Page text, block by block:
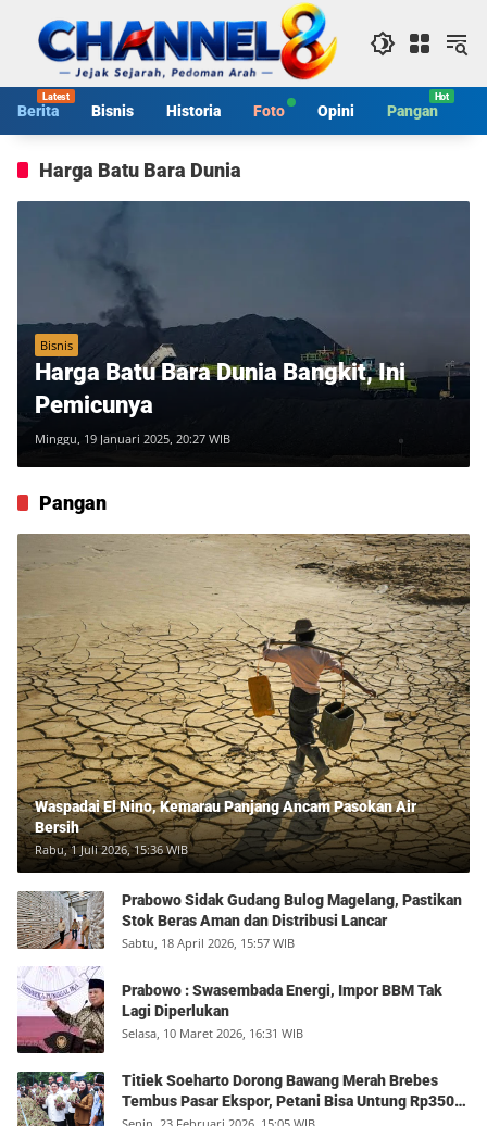
konten
Berita Bisnis Historia Foto Opini Pangan
Harga Batu Bara Dunia
Bisnis
Harga Batu Bara Dunia Bangkit, Ini
Pemicunya
Minggu, 19 Januari 2025, 20:27 WIB
Pangan
Waspadai El Nino, Kemarau Panjang Ancam Pasokan Air
Bersih
Rabu, 1 Juli 2026, 15:36 WIB
Prabowo Sidak Gudang Bulog Magelang, Pastikan
Stok Beras Aman dan Distribusi Lancar
Sabtu, 18 April 2026, 15:57 WIB
Prabowo : Swasembada Energi, Impor BBM Tak
Lagi Diperlukan
Selasa, 10 Maret 2026, 16:31 WIB
Titiek Soeharto Dorong Bawang Merah Brebes
Tembus Pasar Ekspor, Petani Bisa Untung Rp350
Juta per Hektare